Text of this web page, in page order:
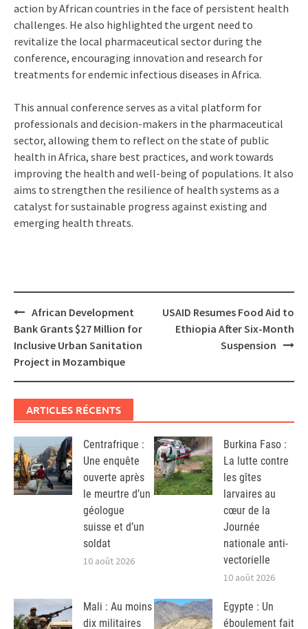
action by African countries in the face of persistent health
challenges. He also highlighted the urgent need to
revitalize the local pharmaceutical sector during the
conference, encouraging innovation and research for
treatments for endemic infectious diseases in Africa.
This annual conference serves as a vital platform for
professionals and decision-makers in the pharmaceutical
sector, allowing them to reflect on the state of public
health in Africa, share best practices, and work towards
improving the health and well-being of populations. It also
aims to strengthen the resilience of health systems as a
catalyst for sustainable progress against existing and
emerging health threats.
Post
navigation
African Development
Bank Grants $27 Million for
Inclusive Urban Sanitation
Project in Mozambique
USAID Resumes Food Aid to
Ethiopia After Six-Month
Suspension
ARTICLES RÉCENTS
Centrafrique :
Une enquête
ouverte après
le meurtre d’un
géologue
suisse et d’un
soldat
10 août 2026
Burkina Faso :
La lutte contre
les gîtes
larvaires au
cœur de la
Journée
nationale anti-
vectorielle
10 août 2026
Mali : Au moins
dix militaires
Egypte : Un
éboulement fait